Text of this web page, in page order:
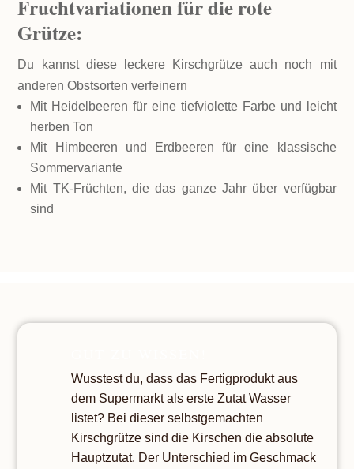
Fruchtvariationen für die rote
Grütze:
Du kannst diese leckere Kirschgrütze auch noch mit
anderen Obstsorten verfeinern
Mit Heidelbeeren für eine tiefviolette Farbe und leicht
herben Ton
Mit Himbeeren und Erdbeeren für eine klassische
Sommervariante
Mit TK-Früchten, die das ganze Jahr über verfügbar
sind
Wusstest du, dass das Fertigprodukt aus
dem Supermarkt als erste Zutat Wasser
listet? Bei dieser selbstgemachten
Kirschgrütze sind die Kirschen die absolute
Hauptzutat. Der Unterschied im Geschmack